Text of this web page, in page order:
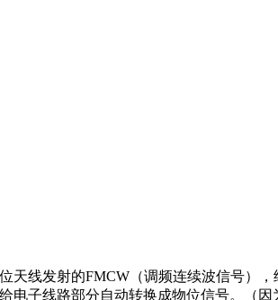
天线发射的FMCW（调频连续波信号）
电子线路部分自动转换成物位信号。（